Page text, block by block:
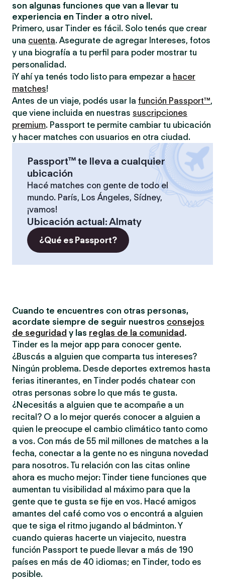
son algunas funciones que van a llevar tu
experiencia en Tinder a otro nivel.
Primero, usar Tinder es fácil. Solo tenés que crear
una cuenta. Asegurate de agregar Intereses, fotos
y una biografía a tu perfil para poder mostrar tu
personalidad.
¡Y ahí ya tenés todo listo para empezar a hacer
matches!
Antes de un viaje, podés usar la función Passport™,
que viene incluida en nuestras suscripciones
premium. Passport te permite cambiar tu ubicación
y hacer matches con usuarios en otra ciudad.
Passport™ te lleva a cualquier
ubicación
Hacé matches con gente de todo el
mundo. París, Los Ángeles, Sídney,
¡vamos!
Ubicación actual:Almaty
¿Qué es Passport?
Cuando te encuentres con otras personas,
acordate siempre de seguir nuestros consejos
de seguridad y las reglas de la comunidad .
Tinder es la mejor app para conocer gente.
¿Buscás a alguien que comparta tus intereses?
Ningún problema. Desde deportes extremos hasta
ferias itinerantes, en Tinder podés chatear con
otras personas sobre lo que más te gusta.
¿Necesitás a alguien que te acompañe a un
recital? O a lo mejor querés conocer a alguien a
quien le preocupe el cambio climático tanto como
a vos. Con más de 55 mil millones de matches a la
fecha, conectar a la gente no es ninguna novedad
para nosotros. Tu relación con las citas online
ahora es mucho mejor: Tinder tiene funciones que
aumentan tu visibilidad al máximo para que la
gente que te gusta se fije en vos. Hacé amigos
amantes del café como vos o encontrá a alguien
que te siga el ritmo jugando al bádminton. Y
cuando quieras hacerte un viajecito, nuestra
función Passport te puede llevar a más de 190
países en más de 40 idiomas; en Tinder, todo es
posible.